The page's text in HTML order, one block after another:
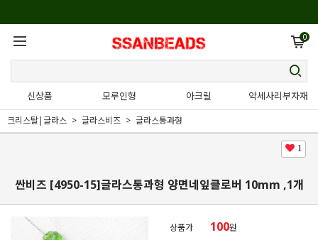
0
신상품 모루인형 아크릴 악세사리부자재
크리스탈|글라스 글라스비즈 글라스통과형
1
싼비즈 [4950-15]글라스통과형 양면네잎클로버 10mm ,1개
상품가 100원